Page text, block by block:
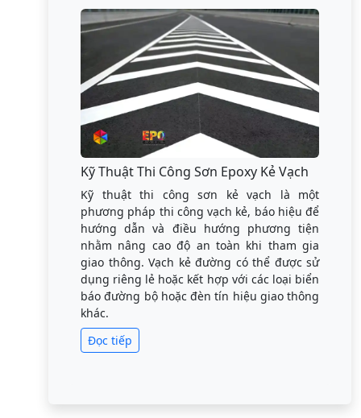
Kỹ Thuật Thi Công Sơn Epoxy Kẻ Vạch
Kỹ thuật thi công sơn kẻ vạch là một
phương pháp thi công vạch kẻ, báo hiệu để
hướng dẫn và điều hướng phương tiện
nhằm nâng cao độ an toàn khi tham gia
giao thông. Vạch kẻ đường có thể được sử
dụng riêng lẻ hoặc kết hợp với các loại biển
báo đường bộ hoặc đèn tín hiệu giao thông
khác.
Đọc tiếp